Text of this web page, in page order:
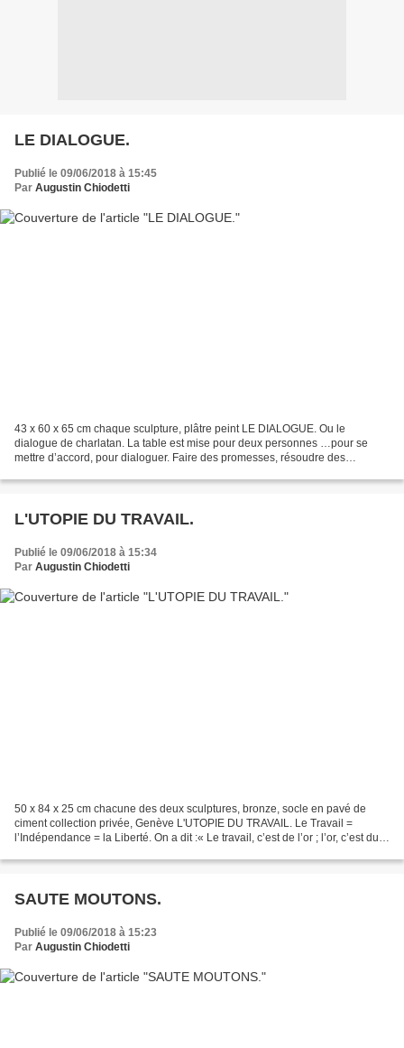
LE DIALOGUE.
Publié le 09/06/2018 à 15:45
Par Augustin Chiodetti
43 x 60 x 65 cm chaque sculpture, plâtre peint LE DIALOGUE. Ou le
dialogue de charlatan. La table est mise pour deux personnes …pour se
mettre d’accord, pour dialoguer. Faire des promesses, résoudre des
L'UTOPIE DU TRAVAIL.
Publié le 09/06/2018 à 15:34
Par Augustin Chiodetti
50 x 84 x 25 cm chacune des deux sculptures, bronze, socle en pavé de
ciment collection privée, Genève L'UTOPIE DU TRAVAIL. Le Travail =
l’Indépendance = la Liberté. On a dit :« Le travail, c’est de l’or ; l’or, c’est du
SAUTE MOUTONS.
Publié le 09/06/2018 à 15:23
Par Augustin Chiodetti